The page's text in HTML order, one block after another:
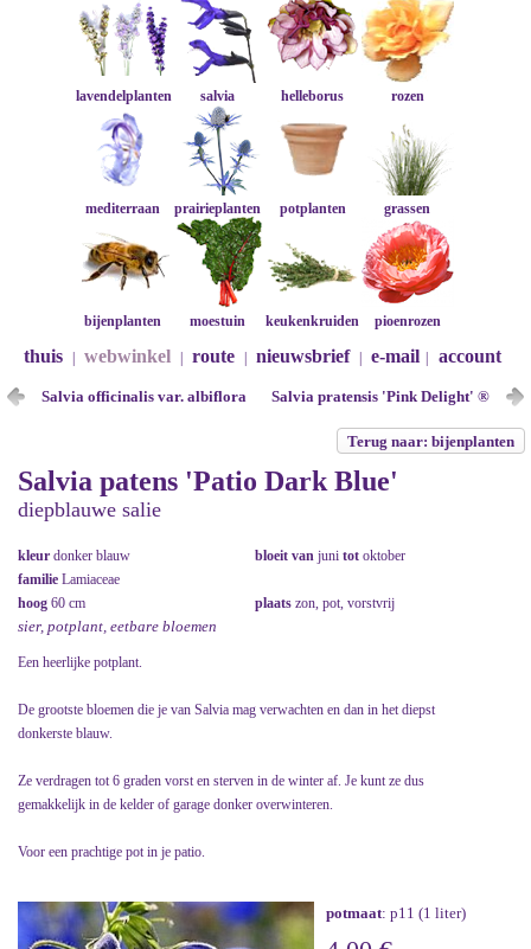
lavendelplanten salvia helleborus rozen
mediterraan prairieplanten potplanten grassen
bijenplanten moestuin keukenkruiden pioenrozen
thuis webwinkel route nieuwsbrief e-mail account
Salvia officinalis var. albiflora Salvia pratensis 'Pink Delight' ®
Terug naar: bijenplanten
Salvia patens 'Patio Dark Blue'
diepblauwe salie
kleur donker blauw bloeit van juni tot oktober
familie Lamiaceae
hoog 60 cm plaats zon, pot, vorstvrij
sier, potplant, eetbare bloemen
Een heerlijke potplant.
De grootste bloemen die je van Salvia mag verwachten en dan in het diepst
donkerste blauw.
Ze verdragen tot 6 graden vorst en sterven in de winter af. Je kunt ze dus
gemakkelijk in de kelder of garage donker overwinteren.
Voor een prachtige pot in je patio.
potmaat: p11 (1 liter)